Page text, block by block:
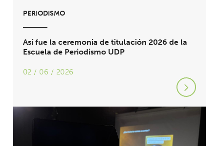
PERIODISMO
Así fue la ceremonia de titulación 2026 de la
Escuela de Periodismo UDP
02 / 06 / 2026